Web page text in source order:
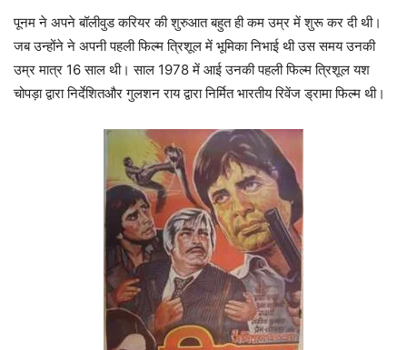
पूनम ने अपने बॉलीवुड करियर की शुरुआत बहुत ही कम उम्र में शुरू कर दी थी।
जब उन्होंने ने अपनी पहली फिल्म त्रिशूल में भूमिका निभाई थी उस समय उनकी
उम्र मात्र 16 साल थी। साल 1978 में आई उनकी पहली फिल्म त्रिशूल यश
चोपड़ा द्वारा निर्देशितऔर गुलशन राय द्वारा निर्मित भारतीय रिवेंज ड्रामा फिल्म थी।